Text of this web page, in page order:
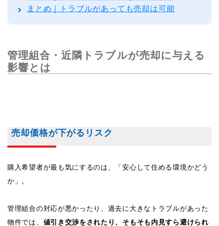
まとめ｜トラブルがあっても売却は可能
管理組合・近隣トラブルが売却に与える
影響とは
売却価格が下がるリスク
購入希望者が最も気にするのは、「安心して住める環境かどう
か」。
管理組合の対応が悪かったり、過去に大きなトラブルがあった
物件では、 値引き交渉をされたり、そもそも内見すら避けられ